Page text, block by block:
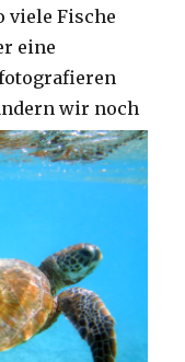
viele Fische
eine
wir noch